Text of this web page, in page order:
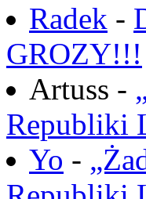
Radek -
GROZY!!!
Artuss -
Republiki
Yo -